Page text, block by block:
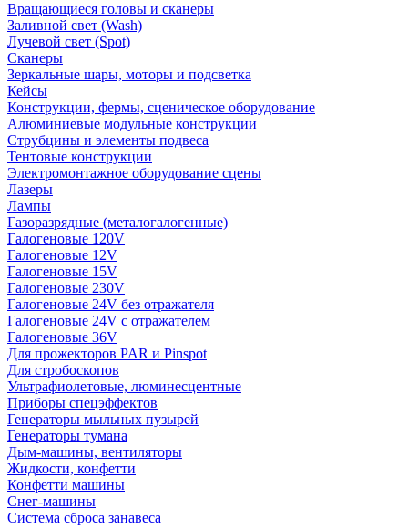
Вращающиеся головы и сканеры
Заливной свет (Wash)
Лучевой свет (Spot)
Сканеры
Зеркальные шары, моторы и подсветка
Кейсы
Конструкции, фермы, сценическое оборудование
Алюминиевые модульные конструкции
Струбцины и элементы подвеса
Тентовые конструкции
Электромонтажное оборудование сцены
Лазеры
Лампы
Газоразрядные (металогалогенные)
Галогеновые 120V
Галогеновые 12V
Галогеновые 15V
Галогеновые 230V
Галогеновые 24V без отражателя
Галогеновые 24V с отражателем
Галогеновые 36V
Для прожекторов PAR и Pinspot
Для стробоскопов
Ультрафиолетовые, люминесцентные
Приборы спецэффектов
Генераторы мыльных пузырей
Генераторы тумана
Дым-машины, вентиляторы
Жидкости, конфетти
Конфетти машины
Снег-машины
Система сброса занавеса